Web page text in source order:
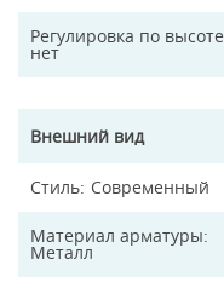
Регулировка по высоте
нет
Внешний вид
Стиль Современный
Материал арматуры
Металл